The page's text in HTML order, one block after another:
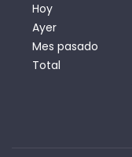
Hoy
Ayer
Mes pasado
Total